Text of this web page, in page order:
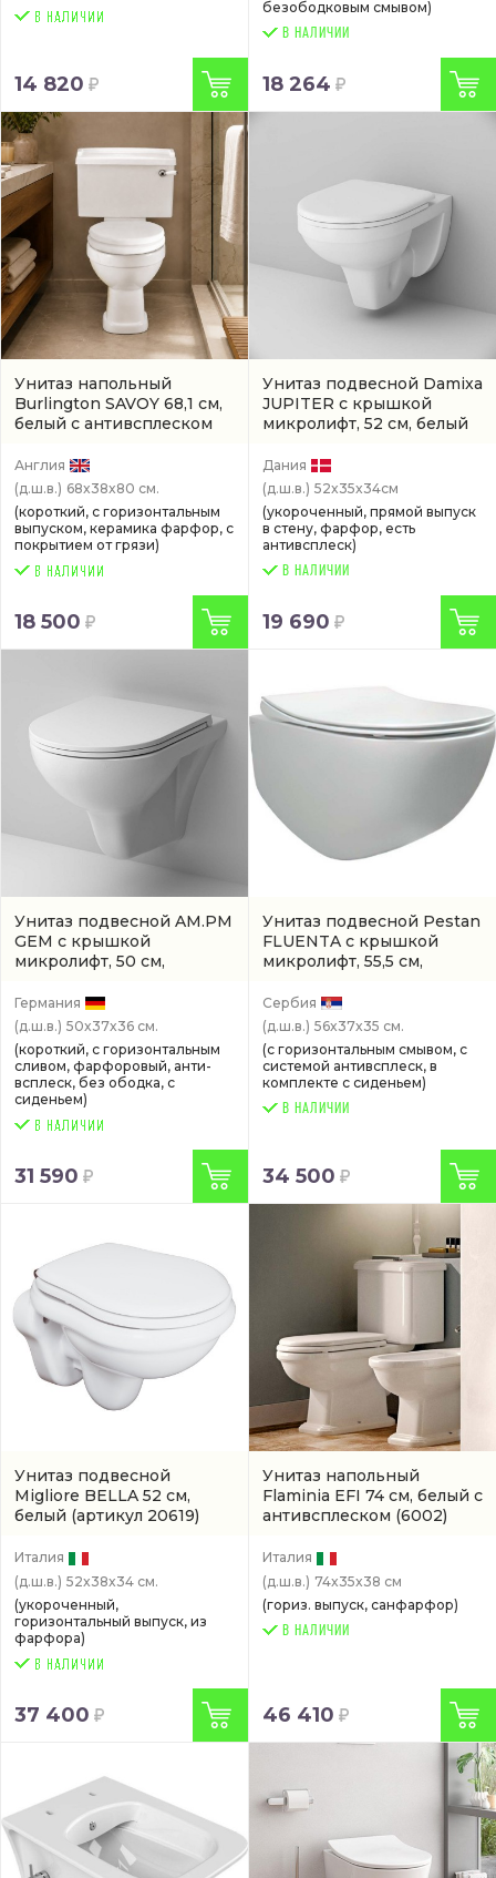
14 820
безободковым смывом)
В НАЛИЧИИ
18 264
Унитаз напольный
Burlington SAVOY 68,1 см,
белый с антивсплеском
Англия
(д.ш.в.) 68x38x80 см.
(короткий, с горизонтальным
выпуском, керамика фарфор, с
покрытием от грязи)
18 500
Унитаз подвесной Damixa
JUPITER с крышкой
микролифт, 52 см, белый
Дания
(д.ш.в.) 52x35x34см
(укороченный, прямой выпуск
в стену, фарфор, есть
антивсплеск)
В НАЛИЧИИ
19 690
Унитаз подвесной AM.PM
GEM с крышкой
микролифт, 50 см,
антивсплеск
Германия
(д.ш.в.) 50x37x36 см.
(короткий, с горизонтальным
сливом, фарфоровый, анти-
всплеск, без ободка, с
сиденьем)
31 590
Унитаз подвесной Pestan
FLUENTA с крышкой
микролифт, 55,5 см,
антивсплеск
40006661)
Сербия
(д.ш.в.) 56x37x35 см.
(с горизонтальным смывом, с
системой антивсплеск, в
комплекте с сиденьем)
В НАЛИЧИИ
34 500
Унитаз подвесной
Migliore BELLA 52 см,
белый (артикул 20619)
Италия
(д.ш.в.) 52x38x34 см.
(укороченный,
горизонтальный выпуск, из
фарфора)
37 400
Унитаз напольный
Flaminia EFI 74 см, белый с
антивсплеском (6002)
Италия
(д.ш.в.) 74x35x38 см
(гориз. выпуск, санфарфор)
В НАЛИЧИИ
46 410